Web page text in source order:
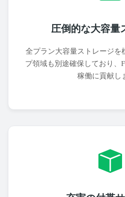
圧倒的な大容量
全プラン大容量ストレージを
プ領域も別途確保しており、
稼働に貢献し